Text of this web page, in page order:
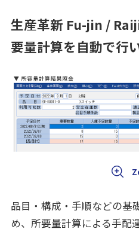
生産革新 Fu-jin /
要量計算を自動で行
品目・構成・手順などの基
め、所要量計算による手配